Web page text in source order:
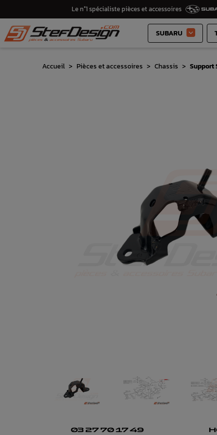
Le n°1 spécialiste pièces et accessoires
SUBARU 
Accueil Pièces et accessoires Chassis Support
03 27 70 17 49